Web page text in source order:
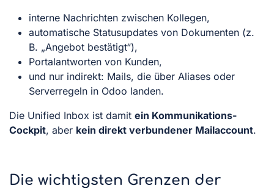
interne Nachrichten zwischen Kollegen,
automatische Statusupdates von Dokumenten (z.
B. „Angebot bestätigt“),
Portalantworten von Kunden,
und nur indirekt: Mails, die über Aliases oder
Serverregeln in Odoo landen.
Die Unified Inbox ist damit ein Kommunikations-
Cockpit, aber kein direkt verbundener Mailaccount.
Die wichtigsten Grenzen der